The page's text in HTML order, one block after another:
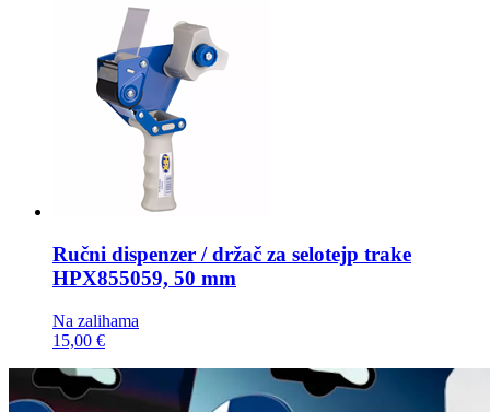
Ručni dispenzer / držač za selotejp trake
HPX855059, 50 mm
Na zalihama
15,00 €